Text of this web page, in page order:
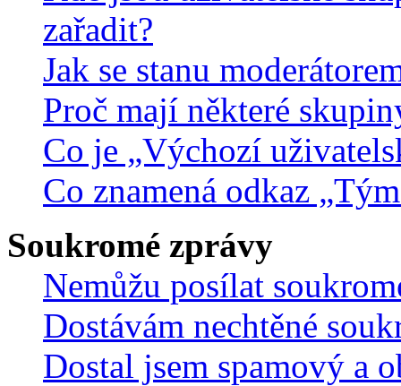
zařadit?
Jak se stanu
Proč mají některé
Co je „Výchozí
Co znamená odkaz
Soukromé zprávy
Nemůžu posílat
Dostávám nechtěné
Dostal jsem spamový a